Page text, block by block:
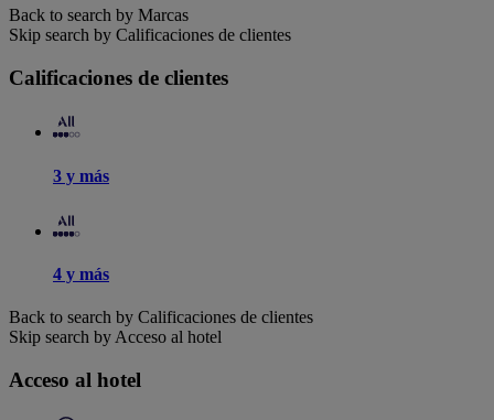
Back to search by Marcas
Skip search by Calificaciones de clientes
Calificaciones de clientes
3 y más
4 y más
Back to search by Calificaciones de clientes
Skip search by Acceso al hotel
Acceso al hotel